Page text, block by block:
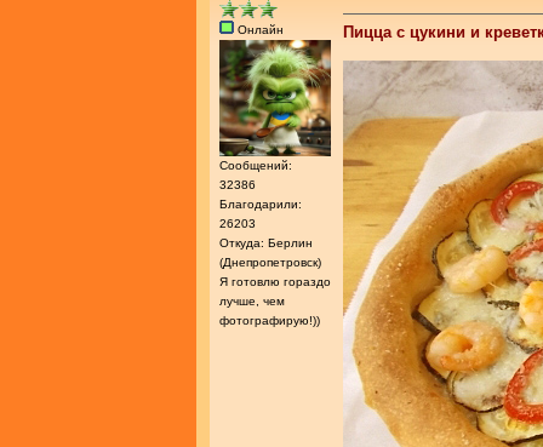
Онлайн
Сообщений:
32386
Благодарили:
26203
Откуда: Берлин
(Днепропетровск)
Я готовлю гораздо
лучше, чем
фотографирую!))
Пицца с цукини и